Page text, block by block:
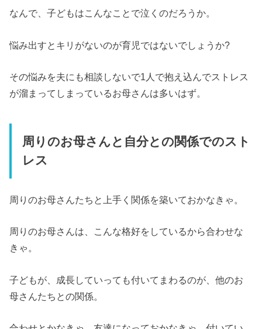
なんで、子どもはこんなことで泣くのだろうか。
悩み出すとキリがないのが育児ではないでしょうか?
その悩みを夫にも相談しないで1人で抱え込んでストレス
が溜まってしまっているお母さんは多いはず。
周りのお母さんと自分との関係でのスト
レス
周りのお母さんたちと上手く関係を築いておかなきゃ。
周りのお母さんは、こんな格好をしているから合わせな
きゃ。
子どもが、成長していっても付いてまわるのが、他のお
母さんたちとの関係。